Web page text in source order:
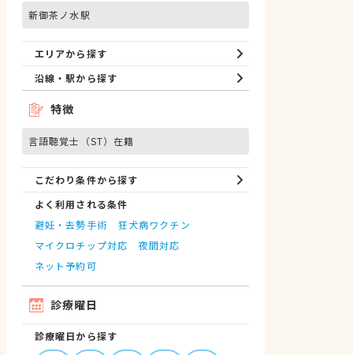
新御茶ノ水駅
エリアから探す
沿線・駅から探す
特徴
言語聴覚士（ST）在籍
こだわり条件から探す
よく利用される条件
避妊・去勢手術
狂犬病ワクチン
マイクロチップ対応
夜間対応
ネット予約可
診療曜日
診療曜日から探す